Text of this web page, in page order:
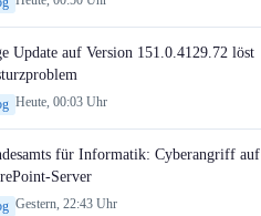
Update auf Version 151.0.4129.72 löst
Heute, 00:03 Uhr
für Informatik: Cyberangriff auf
Server
Gestern, 22:43 Uhr